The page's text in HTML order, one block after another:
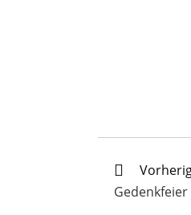
Weitere
Artikel
ansehen